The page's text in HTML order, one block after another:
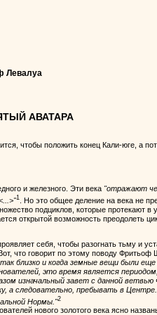
Левалуа
АВАТАРА
чтобы положить конец Кали-юге, а
и железного. Эти века "отражают
1 . Но это общее деление на века не
подциклов, которые протекают в
открытой возможность преодолеть
себя, чтобы разогнать тьму и
что говорит по этому поводу Фритьоф
близко и когда земные вещи были еще
это время является
изначальный завет с данной ветвью
а следовательно, пребывать в
Нормы."2
нового золотого века ясно